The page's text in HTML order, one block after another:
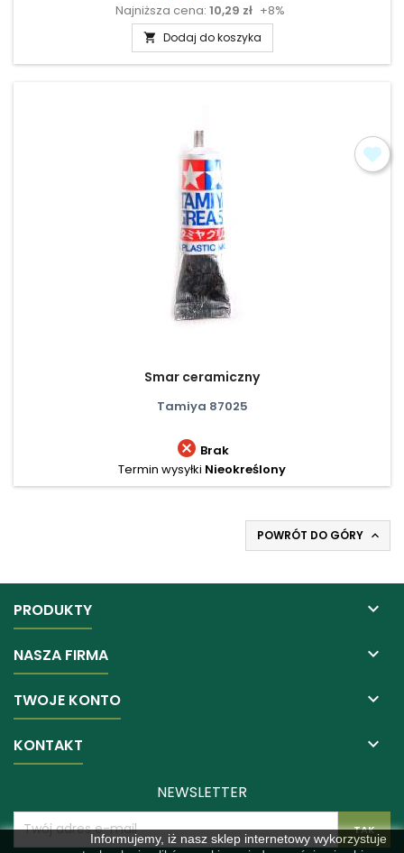
podstawowa
Najniższa cena: 10,29 zł +8%
 Dodaj do koszyka
Smar ceramiczny
Tamiya 87025
 Brak
Termin wysyłki Nieokreślony
POWRÓT DO GÓRY 
PRODUKTY 
NASZA FIRMA 
TWOJE KONTO 
KONTAKT 
Informujemy, iż nasz sklep internetowy wykorzystuje
NEWSLETTER